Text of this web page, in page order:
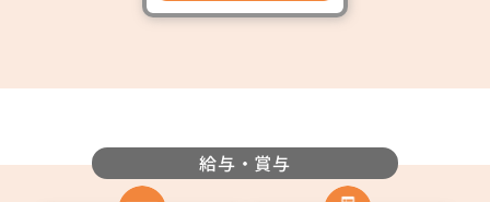
給与・賞与